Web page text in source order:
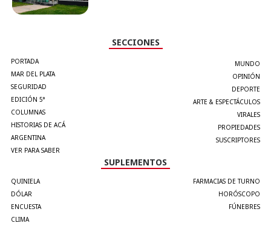
SECCIONES
PORTADA
MAR DEL PLATA
SEGURIDAD
EDICIÓN 5°
COLUMNAS
HISTORIAS DE ACÁ
ARGENTINA
VER PARA SABER
MUNDO
OPINIÓN
DEPORTE
ARTE & ESPECTÁCULOS
VIRALES
PROPIEDADES
SUSCRIPTORES
SUPLEMENTOS
QUINIELA
DÓLAR
ENCUESTA
CLIMA
FARMACIAS DE TURNO
HORÓSCOPO
FÚNEBRES